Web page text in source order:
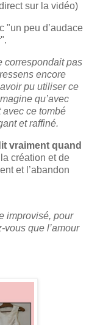
sur la vidéo)
"un peu d’audace
".
correspondait pas
encore
pu utiliser ce
qu’avec
ce tombé
et raffiné.
vraiment quand
création et de
et l’abandon
improvisé, pour
que l’amour